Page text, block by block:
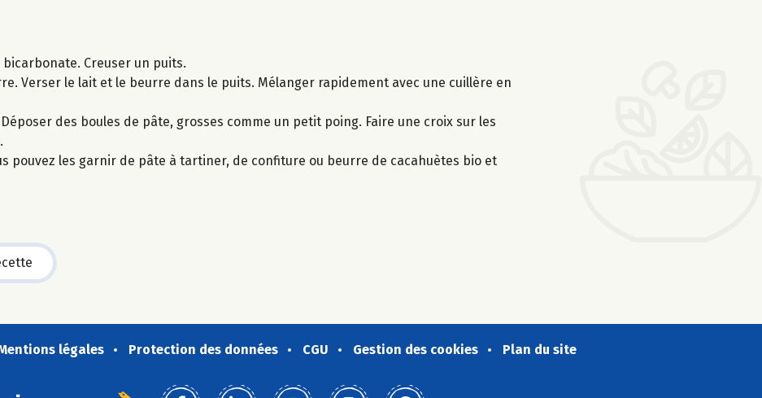
Creuser un puits.
Verser le lait et le beurre dans le puits. Mélanger rapidement avec une cuillère en
des boules de pâte, grosses comme un petit poing. Faire une croix sur les
pouvez les garnir de pâte à tartiner, de confiture ou beurre de cacahuètes bio et
légales Protection des données CGU Gestion des cookies Plan du site